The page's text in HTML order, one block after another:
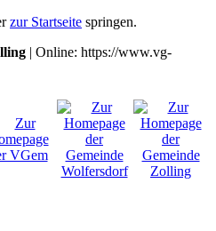
zur Startseite springen.
| Online: https://www.vg-